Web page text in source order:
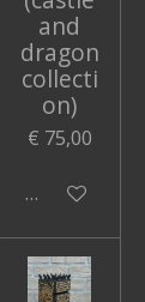
and
dragon
collecti
on)
€ 75,00
In